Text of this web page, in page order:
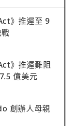
》推遲至 9
》推遲難阻
億美元
創辦人母親